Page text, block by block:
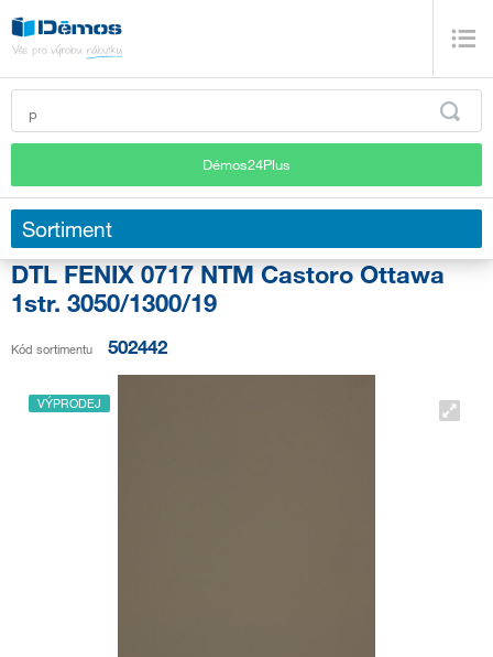
Démos24Plus
Sortiment
DTL FENIX 0717 NTM Castoro Ottawa
1str. 3050/1300/19
Kód sortimentu 502442
VÝPRODEJ